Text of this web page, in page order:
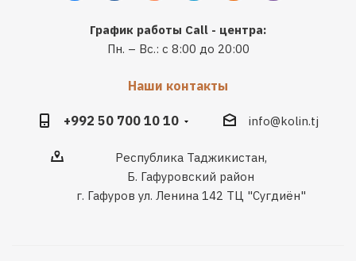
График работы Call - центра:
Пн. – Вс.: с 8:00 до 20:00
Наши контакты
+992 50 700 10 10 info@kolin.tj
Республика Таджикистан,
Б. Гафуровский район
г. Гафуров ул. Ленина 142 ТЦ "Сугдиён"